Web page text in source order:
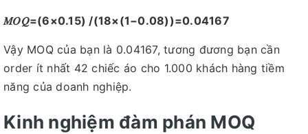
𝑀𝑂𝑄=(6×0.15) /(18×(1−0.08))=0.04167
Vậy MOQ của bạn là 0.04167, tương đương bạn cần
order ít nhất 42 chiếc áo cho 1.000 khách hàng tiềm
năng của doanh nghiệp.
Kinh nghiệm đàm phán MOQ